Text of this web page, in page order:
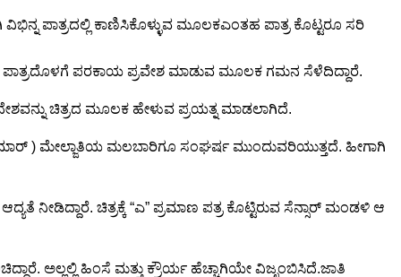
ಪಾತ್ರದಲ್ಲಿ ಕಾಣಿಸಿಕೊಳ್ಳುವ ಮೂಲಕಎಂತಹ ಪಾತ್ರ ಕೊಟ್ಟರೂ ಸರಿ
ಪರಕಾಯ ಪ್ರವೇಶ ಮಾಡುವ ಮೂಲಕ ಗಮನ ಸೆಳೆದಿದ್ದಾರೆ.
ಚಿತ್ರದ ಮೂಲಕ ಹೇಳುವ ಪ್ರಯತ್ನ ಮಾಡಲಾಗಿದೆ.
) ಮೇಲ್ಜಾತಿಯ ಮಲಬಾರಿಗೂ ಸಂಘರ್ಷ ಮುಂದುವರಿಯುತ್ತದೆ. ಹೀಗಾಗಿ
ನೀಡಿದ್ದಾರೆ. ಚಿತ್ರಕ್ಕೆ “ಎ” ಪ್ರಮಾಣ ಪತ್ರ ಕೊಟ್ಟಿರುವ ಸೆನ್ಸಾರ್ ಮಂಡಳಿ ಆ
ಅಲ್ಲಲ್ಲಿ ಹಿಂಸೆ ಮತ್ತು ಕ್ರೌರ್ಯ ಹೆಚ್ಚಾಗಿಯೇ ವಿಜೃಂಬಿಸಿದೆ.ಜಾತಿ